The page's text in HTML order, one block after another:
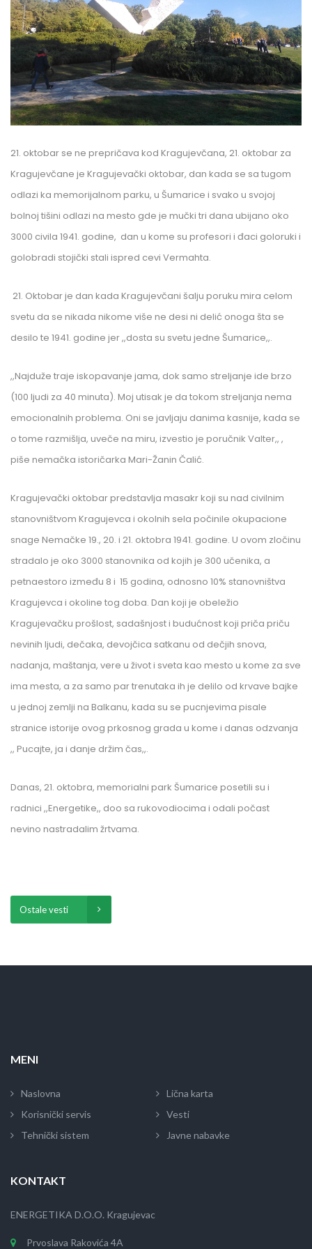
21. oktobar se ne prepričava kod Kragujevčana, 21. oktobar za
Kragujevčane je Kragujevački oktobar, dan kada se sa tugom
odlazi ka memorijalnom parku, u Šumarice i svako u svojoj
bolnoj tišini odlazi na mesto gde je mučki tri dana ubijano oko
3000 civila 1941. godine, dan u kome su profesori i đaci goloruki i
golobradi stojički stali ispred cevi Vermahta.
21. Oktobar je dan kada Kragujevčani šalju poruku mira celom
svetu da se nikada nikome više ne desi ni delić onoga šta se
desilo te 1941. godine jer ,,dosta su svetu jedne Šumarice,,.
,,Najduže traje iskopavanje jama, dok samo streljanje ide brzo
(100 ljudi za 40 minuta). Moj utisak je da tokom streljanja nema
emocionalnih problema. Oni se javljaju danima kasnije, kada se
o tome razmišlja, uveče na miru, izvestio je poručnik Valter,, ,
piše nemačka istoričarka Mari-Žanin Čalić.
Kragujevački oktobar predstavlja masakr koji su nad civilnim
stanovništvom Kragujevca i okolnih sela počinile okupacione
snage Nemačke 19., 20. i 21. oktobra 1941. godine. U ovom zločinu
stradalo je oko 3000 stanovnika od kojih je 300 učenika, a
petnaestoro između 8 i 15 godina, odnosno 10% stanovništva
Kragujevca i okoline tog doba. Dan koji je obeležio
Kragujevačku prošlost, sadašnjost i budućnost koji priča priču
nevinih ljudi, dečaka, devojčica satkanu od dečjih snova,
nadanja, maštanja, vere u život i sveta kao mesto u kome za sve
ima mesta, a za samo par trenutaka ih je delilo od krvave bajke
u jednoj zemlji na Balkanu, kada su se pucnjevima pisale
stranice istorije ovog prkosnog grada u kome i danas odzvanja
,, Pucajte, ja i danje držim čas,,.
Danas, 21. oktobra, memorialni park Šumarice posetili su i
radnici ,,Energetike,, doo sa rukovodiocima i odali počast
nevino nastradalim žrtvama.
Ostale vesti
MENI
Naslovna
Lična karta
Korisnički servis
Vesti
Tehnički sistem
Javne nabavke
KONTAKT
ENERGETIKA D.O.O. Kragujevac
Prvoslava Rakovića 4A